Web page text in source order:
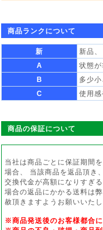
商品ランクについて
新
新品
A
状態
B
多少
C
使用
商品の保証について
当社は商品ごとに保証期間
場合、 当該商品を返品頂き
交換代金が高額になりすぎ
場合の返品にかかる送料は
赦頂きますようお願いいた
※商品発送後のお客様都合